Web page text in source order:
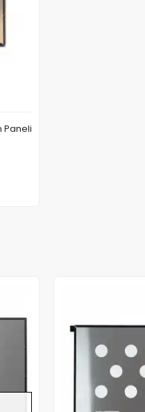
Paneli